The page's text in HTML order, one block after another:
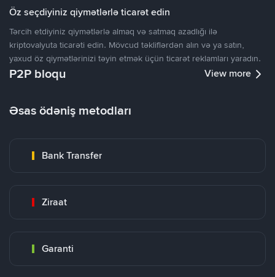
Öz seçdiyiniz qiymətlərlə ticarət edin
Tərcih etdiyiniz qiymətlərlə almaq və satmaq azadlığı ilə
kriptovalyuta ticarəti edin. Mövcud təkliflərdən alın və ya satın,
yaxud öz qiymətlərinizi təyin etmək üçün ticarət reklamları yaradın.
P2P bloqu View more
Əsas ödəniş metodları
Bank Transfer
Ziraat
Garanti